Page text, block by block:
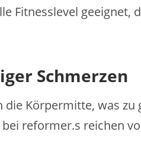
Fitnesslevel
Schmerzen
Körpermitte, was
reformer.s reichen